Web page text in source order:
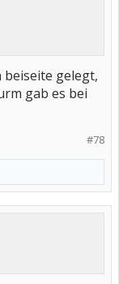
beiseite gelegt,
gab es bei
#78